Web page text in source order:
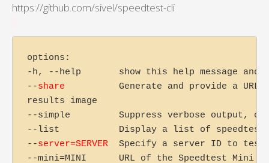
https://github.com/sivel/speedtest-cli
options:
-h, --help       show this help message and
--share
Generate and provide a URL to
results image
--simple         Suppress verbose output,
--list           Display a list of
--server=SERVER Specify a server ID to test
--mini=MINI      URL of the Speedtest Mini